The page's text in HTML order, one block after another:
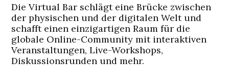
Die Virtual Bar schlägt eine Brücke zwischen
der physischen und der digitalen Welt und
schafft einen einzigartigen Raum für die
globale Online-Community mit interaktiven
Veranstaltungen, Live-Workshops,
Diskussionsrunden und mehr.